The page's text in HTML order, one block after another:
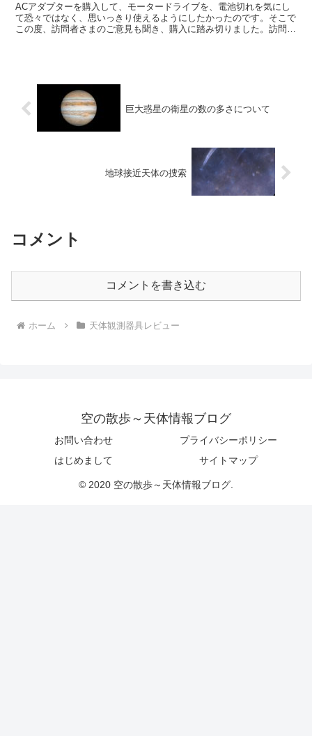
ACアダプターを購入して、モータードライブを、電池切れを気にし
て恐々ではなく、思いっきり使えるようにしたかったのです。そこで
この度、訪問者さまのご意見も聞き、購入に踏み切りました。訪問者
巨大惑星の衛星の数の多さについて
地球接近天体の捜索
コメント
コメントを書き込む
ホーム 天体観測器具レビュー
空の散歩～天体情報ブログ
お問い合わせ
プライバシーポリシー
はじめまして
サイトマップ
© 2020 空の散歩～天体情報ブログ.